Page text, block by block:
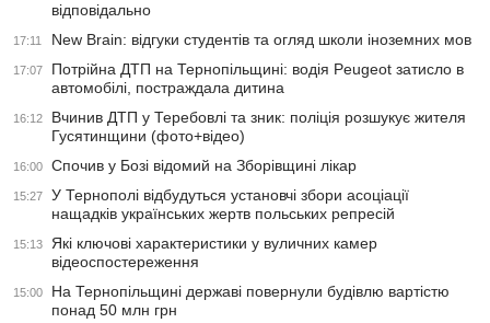
відповідально
17:11 New Brain: відгуки студентів та огляд школи іноземних мов
17:07
Потрійна ДТП на Тернопільщині: водія Peugeot затисло в
автомобілі, постраждала дитина
16:12
Вчинив ДТП у Теребовлі та зник: поліція розшукує жителя
Гусятинщини (фото+відео)
16:00 Спочив у Бозі відомий на Зборівщині лікар
15:27
У Тернополі відбудуться установчі збори асоціації
нащадків українських жертв польських репресій
15:13
Які ключові характеристики у вуличних камер
відеоспостереження
15:00
На Тернопільщині державі повернули будівлю вартістю
понад 50 млн грн